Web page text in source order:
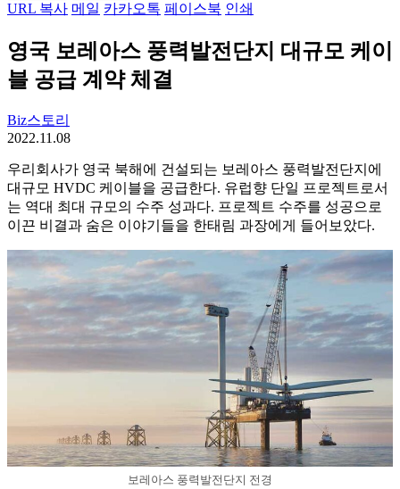
URL 복사 메일 카카오톡 페이스북 인쇄
영국 보레아스 풍력발전단지 대규모 케이
블 공급 계약 체결
Biz스토리
2022.11.08
우리회사가 영국 북해에 건설되는 보레아스 풍력발전단지에
대규모 HVDC 케이블을 공급한다. 유럽향 단일 프로젝트로서
는 역대 최대 규모의 수주 성과다. 프로젝트 수주를 성공으로
이끈 비결과 숨은 이야기들을 한태림 과장에게 들어보았다.
보레아스 풍력발전단지 전경